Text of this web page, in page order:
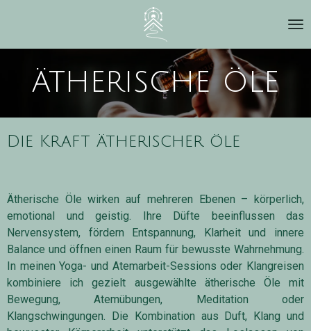
springen
ätherische öle
Die Kraft ätherischer öle
Ätherische Öle wirken auf mehreren Ebenen – körperlich,
emotional und geistig. Ihre Düfte beeinflussen das
Nervensystem, fördern Entspannung, Klarheit und innere
Balance und öffnen einen Raum für bewusste Wahrnehmung.
In meinen Yoga- und Atemarbeit-Sessions oder Klangreisen
kombiniere ich gezielt ausgewählte ätherische Öle mit
Bewegung, Atemübungen, Meditation oder
Klangschwingungen. Die Kombination aus Duft, Klang und